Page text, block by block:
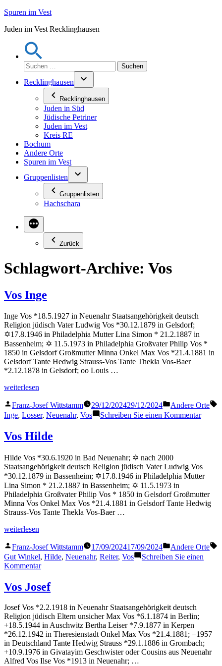
Zum
springen
Spuren im Vest
Juden im Vest Recklinghausen
Suchen
nach:
Recklinghausen
Recklinghausen
Juden in Süd
Jüdische Petriner
Juden im Vest
Kreis RE
Bochum
Andere Orte
Spuren im Vest
Gruppenlisten
Gruppenlisten
Hachschara
Zurück
Schlagwort-Archive: Vos
Vos Inge
Inge Vos *18.5.1927 in Neuenahr Staatsangehörigkeit deutsch
Religion jüdisch Vater Ludwig Vos *30.12.1879 in Gelsdorf;
✡17.8.1946 in Philadelphia Mutter Lina Simon * 21.2.1887 in
Bassenheim; ✡ 11.5.1973 in Philadelphia Großvater Philip Vos *
1850 in Gelsdorf Großmutter Minna Onkel Max Vos *21.4.1881 in
Gelsdorf Tante Hedwig Strauss-Vos Tante Thekla Vos-Baer
*2.12.1878 in Gelsdorf; oo Louis …
„Vos
weiterlesen
Veröffentlicht
von
Franz-Josef Wittstamm 29/12/202429/12/2024
Veröffentlicht
in
Andere Orte
Inge, Losser, Neuenahr, Vos Schreiben Sie einen Kommentarzu
Vos Hilde
Hilde Vos *30.6.1920 in Bad Neuenahr; ✡ nach 2000
Staatsangehörigkeit deutsch Religion jüdisch Vater Ludwig Vos
*30.12.1879 in Bassenheim; ✡17.8.1946 in Philadelphia Mutter
Lina Simon * 21.2.1887 in Bassenheim; ✡ 11.5.1973 in
Philadelphia Großvater Philip Vos * 1850 in Gelsdorf Großmutter
Minna Vos Onkel Max Vos *21.4.1881 in Gelsdorf Tante Hedwig
Strauss-Vos Tante Thekla Vos-Baer …
„Vos
weiterlesen
Veröffentlicht
von
Franz-Josef Wittstamm 17/09/202417/09/2024
Veröffentlicht
in
Andere Orte
Gut Winkel, Hilde, Neuenahr, Reiter, Vos
Schreiben Sie einen
Kommentarzu
Hilde
Vos Josef
Josef Vos *2.2.1918 in Neuenahr Staatsangehörigkeit deutsch
Religion jüdisch Eltern unsicher Max Vos *6.1.1874 in Berlin;
+18.5.1944 in Auschwitz Bertha Leiser *7.9.1877 in Kerpen
*26.12.1942 in Theresienstadt Onkel Max Vos *21.4.1881; +1957
in Deutschland Tante Hedwig Strauss *29.1.1886 in Grombach;
+10.9.1976 in Givatayim Geschwister oder Cousins aus Neuenahr
Alfred Vos Ilse Vos *1913 in Neuenahr; …